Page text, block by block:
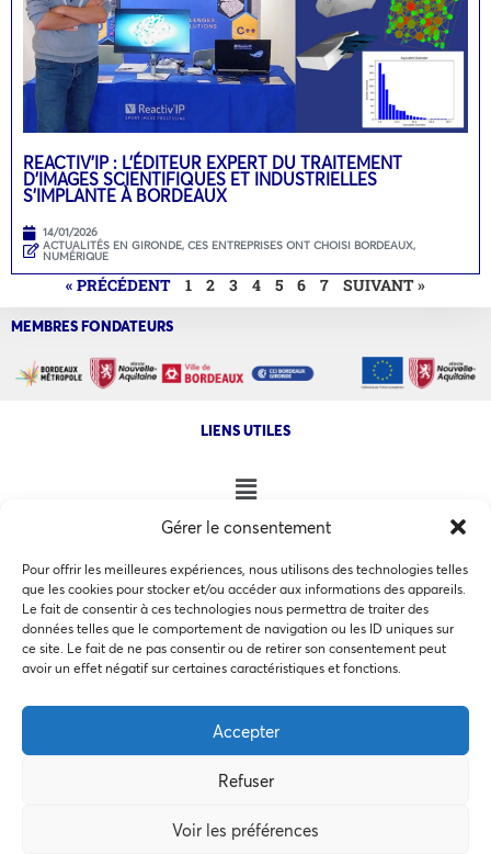
Gérer le consentement
Pour offrir les meilleures expériences, nous utilisons des technologies telles
que les cookies pour stocker et/ou accéder aux informations des appareils.
Le fait de consentir à ces technologies nous permettra de traiter des
données telles que le comportement de navigation ou les ID uniques sur
ce site. Le fait de ne pas consentir ou de retirer son consentement peut
avoir un effet négatif sur certaines caractéristiques et fonctions.
Accepter
Refuser
Voir les préférences
Ce site utilise des cookies pour les statistiques et pour
politique de confidentialité
Accepter
Refuser
Préférences des cookies
REACTIV’IP : L’ÉDITEUR EXPERT DU TRAITEMENT
D’IMAGES SCIENTIFIQUES ET INDUSTRIELLES
S’IMPLANTE À BORDEAUX
14/01/2026
ACTUALITÉS EN GIRONDE, CES ENTREPRISES ONT CHOISI BORDEAUX,
NUMÉRIQUE
« PRÉCÉDENT 1 2 3 4 5 6 7 SUIVANT »
MEMBRES FONDATEURS
LIENS UTILES
NOS AUTRES SITES
COPYRIGHT @ 2026 - INVEST IN BORDEAUX - 32 Allées d'Orléans